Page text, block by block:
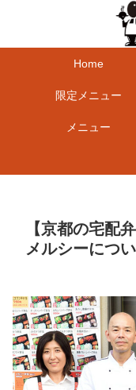
Home
限定メニュー
メニュー
【京都の宅配
メルシーにつ